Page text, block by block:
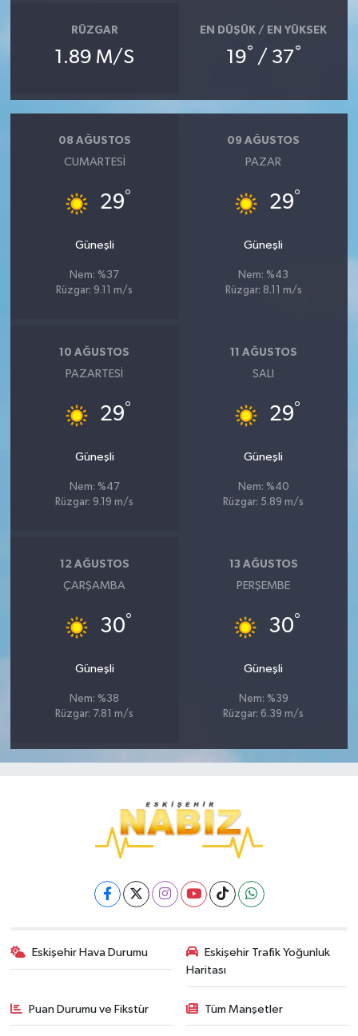
RÜZGAR
1.89 M/S
EN DÜŞÜK / EN YÜKSEK
19° / 37°
08 AĞUSTOS
CUMARTESI
29°
Güneşli
Nem: %37
Rüzgar: 9.11 m/s
09 AĞUSTOS
PAZAR
29°
Güneşli
Nem: %43
Rüzgar: 8.11 m/s
10 AĞUSTOS
PAZARTESI
29°
Güneşli
Nem: %47
Rüzgar: 9.19 m/s
11 AĞUSTOS
SALI
29°
Güneşli
Nem: %40
Rüzgar: 5.89 m/s
12 AĞUSTOS
ÇARŞAMBA
30°
Güneşli
Nem: %38
Rüzgar: 7.81 m/s
13 AĞUSTOS
PERŞEMBE
30°
Güneşli
Nem: %39
Rüzgar: 6.39 m/s
Eskişehir Hava Durumu
Eskişehir Trafik Yoğunluk
Haritası
Puan Durumu ve Fikstür Tüm Manşetler